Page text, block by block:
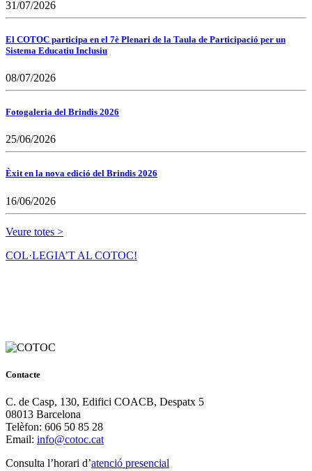
31/07/2026
El COTOC participa en el 7è Plenari de la Taula de Participació per un
Sistema Educatiu Inclusiu
08/07/2026
Fotogaleria del Brindis 2026
25/06/2026
Èxit en la nova edició del Brindis 2026
16/06/2026
Veure totes >
COL·LEGIA’T AL COTOC!
Contacte
C. de Casp, 130, Edifici COACB, Despatx 5
08013 Barcelona
Telèfon: 606 50 85 28
Email: info@cotoc.cat
Consulta l’horari d’atenció presencial